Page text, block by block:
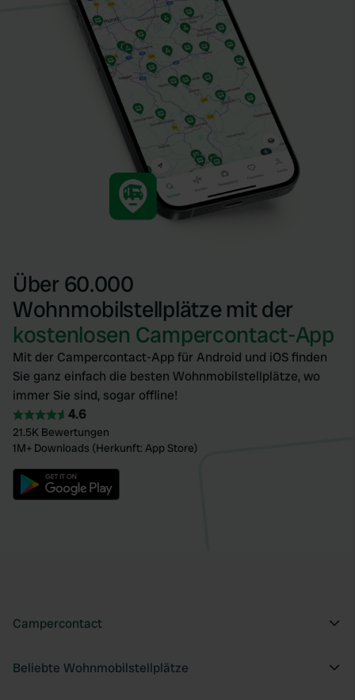
Über 60.000
Wohnmobilstellplätze mit der
kostenlosen Campercontact-App
Mit der Campercontact-App für Android und iOS finden
Sie ganz einfach die besten Wohnmobilstellplätze, wo
immer Sie sind, sogar offline!
4.6
21.5K Bewertungen
1M+ Downloads (Herkunft: App Store)
Campercontact
Beliebte Wohnmobilstellplätze